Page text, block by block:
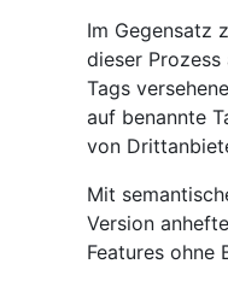
Im Gegensatz
dieser
Tags
auf benannte
von
Mit
Version
Features ohne